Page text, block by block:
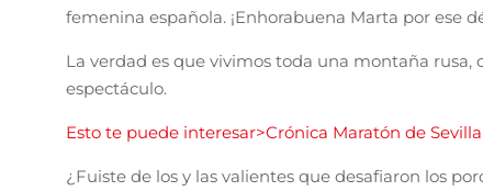
femenina española. ¡Enhorabuena Marta por ese
La verdad es que vivimos toda una montaña
espectáculo.
Esto te puede interesar>Crónica Maratón de Sevilla
¿Fuiste de los y las valientes que desafiaron los